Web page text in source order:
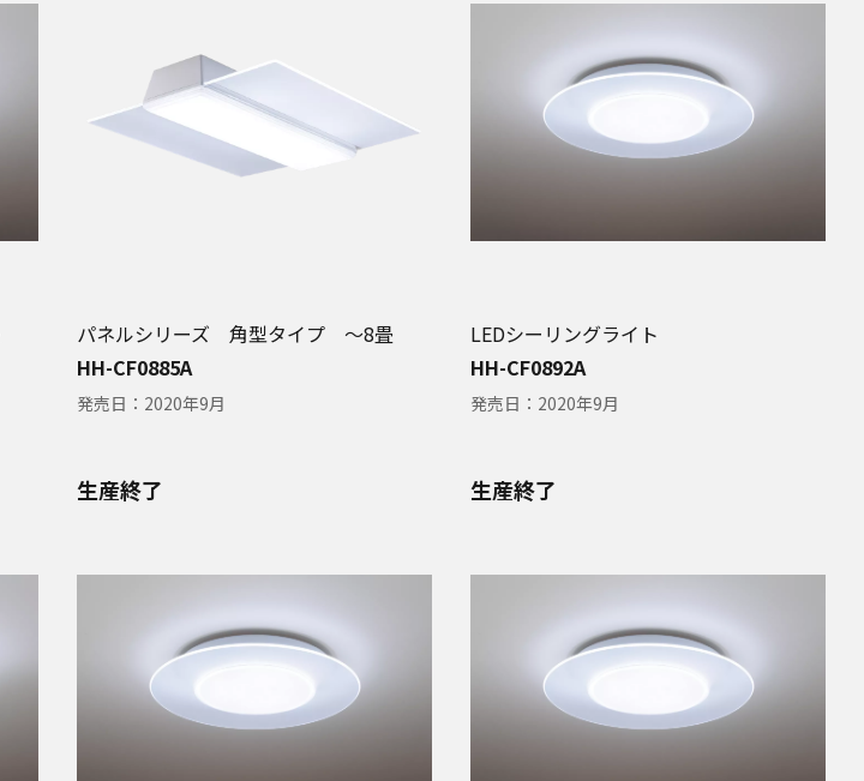
パネルシリーズ 角型タイプ 〜8畳
HH-CF0885A
発売日： 2020年9月
LEDシーリングライト
HH-CF0892A
発売日： 2020年9月
生産終了 生産終了